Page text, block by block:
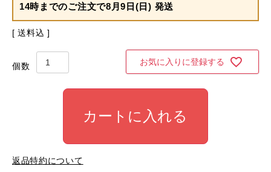
14時までのご注文で8月9日(日) 発送
送料込
お気に入りに登録する
カートに入れる
返品特約について